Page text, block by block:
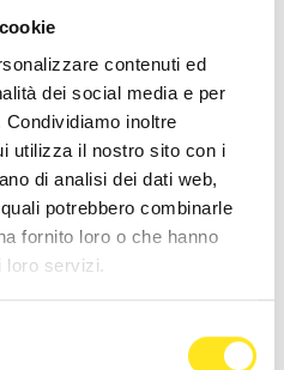
contenuti ed
dei social media e per
inoltre
utilizza il nostro sito con i
di analisi dei dati web,
potrebbero combinarle
fornito loro o che hanno
loro servizi.